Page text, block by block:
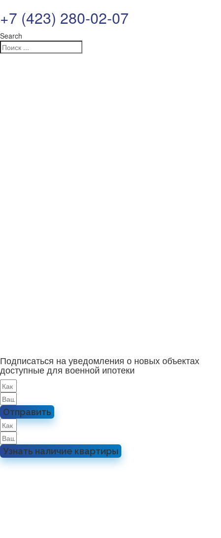
+7 (423) 280-02-07
Search
Подписаться на уведомления о новых объектах
доступные для военной ипотеки
Отправить
Узнать наличие квартиры